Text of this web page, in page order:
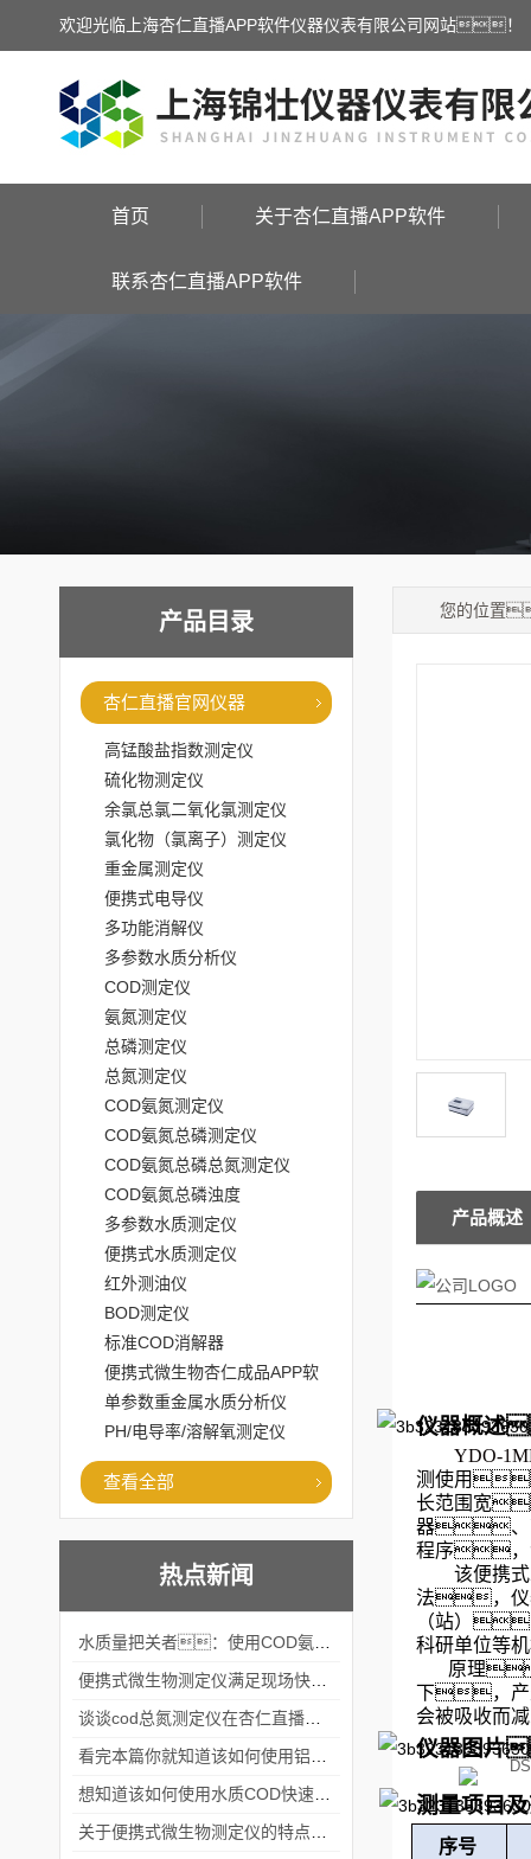
欢迎光临上海杏仁直播APP软件仪器仪表有限公司网站！
首页 关于杏仁直播APP软件
联系杏仁直播APP软件
产品目录
杏仁直播官网仪器
高锰酸盐指数测定仪
硫化物测定仪
余氯总氯二氧化氯测定仪
氯化物（氯离子）测定仪
重金属测定仪
便携式电导仪
多功能消解仪
多参数水质分析仪
COD测定仪
氨氮测定仪
总磷测定仪
总氮测定仪
COD氨氮测定仪
COD氨氮总磷测定仪
COD氨氮总磷总氮测定仪
COD氨氮总磷浊度
多参数水质测定仪
便携式水质测定仪
红外测油仪
BOD测定仪
标准COD消解器
便携式微生物杏仁成品APP软
件直播大全
单参数重金属水质分析仪
PH/电导率/溶解氧测定仪
查看全部
热点新闻
您的位置
产品概述
仪器概
YDO-
测使用
长范围宽
器、高
程序，
该便携
法，仪
（站）
科研单位等
原理
下，产
会被吸收而
仪器图片
测量项目
序号